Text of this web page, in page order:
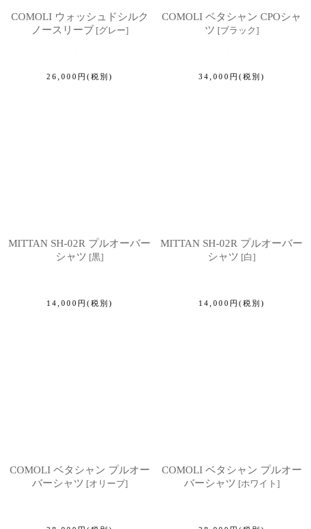
COMOLI ウォッシュドシルク
ノースリーブ [グレー]
26,000 円 (税別)
COMOLI ベタシャン CPOシャ
ツ [ブラック]
34,000 円 (税別)
MITTAN SH-02R プルオーバー
シャツ [黒]
14,000 円 (税別)
MITTAN SH-02R プルオーバー
シャツ [白]
14,000 円 (税別)
COMOLI ベタシャン プルオー
バーシャツ [オリーブ]
COMOLI ベタシャン プルオー
バーシャツ [ホワイト ]